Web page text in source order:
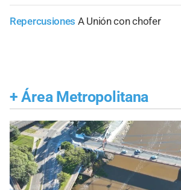
Repercusiones A Unión con chofer
+ Área Metropolitana